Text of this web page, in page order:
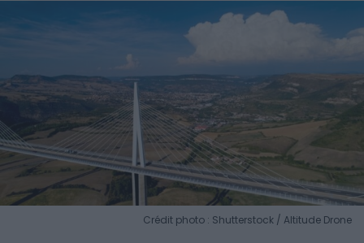
Crédit photo : Shutterstock / Altitude Drone